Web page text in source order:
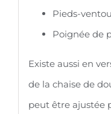
Pieds-
Poignée de
Existe aussi en
de la chaise de
peut être ajustée